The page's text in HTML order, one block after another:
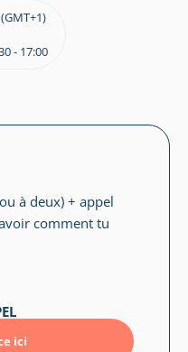
- 17:00
à deux) + appel
comment tu
ici